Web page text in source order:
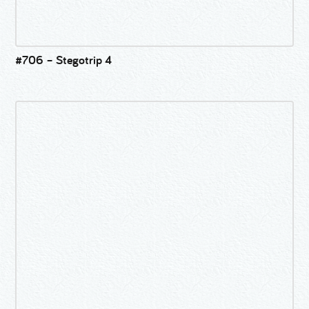
#706 – Stegotrip 4